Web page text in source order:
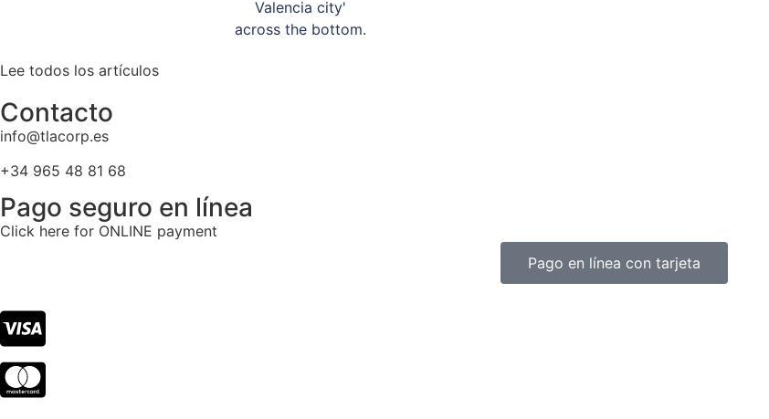
Lee todos los artículos
Contacto
info@tlacorp.es
+34 965 48 81 68
Pago seguro en línea
Click here for ONLINE payment
Pago en línea con tarjeta